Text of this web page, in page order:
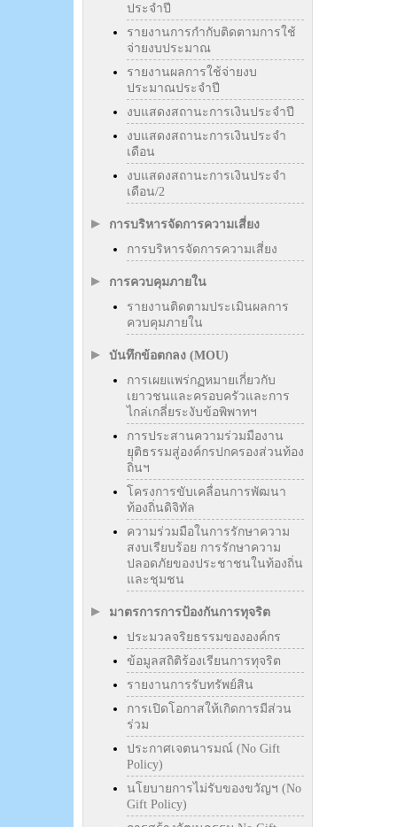
ประจำปี
รายงานการกำกับติดตามการใช้
จ่ายงบประมาณ
รายงานผลการใช้จ่ายงบ
ประมาณประจำปี
งบแสดงสถานะการเงินประจำปี
งบแสดงสถานะการเงินประจำ
เดือน
งบแสดงสถานะการเงินประจำ
เดือน/2
การบริหารจัดการความเสี่ยง
การบริหารจัดการความเสี่ยง
การควบคุมภายใน
รายงานติดตามประเมินผลการ
ควบคุมภายใน
บันทึกข้อตกลง (MOU)
การเผยแพร่กฏหมายเกี่ยวกับ
เยาวชนและครอบครัวและการ
ไกล่เกลี่ยระงับข้อพิพาทฯ
การประสานความร่วมมืองาน
ยุติธรรมสู่องค์กรปกครองส่วนท้อง
ถิ่นฯ
โครงการขับเคลื่อนการพัฒนา
ท้องถิ่นดิจิทัล
ความร่วมมือในการรักษาความ
สงบเรียบร้อย การรักษาความ
ปลอดภัยของประชาชนในท้องถิ่น
และชุมชน
มาตรการการป้องกันการทุจริต
ประมวลจริยธรรมขององค์กร
ข้อมูลสถิติร้องเรียนการทุจริต
รายงานการรับทรัพย์สิน
การเปิดโอกาสให้เกิดการมีส่วน
ร่วม
ประกาศเจตนารมณ์ (No Gift
Policy)
นโยบายการไม่รับของขวัญฯ (No
Gift Policy)